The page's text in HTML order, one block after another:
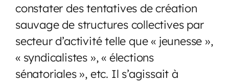
constater des tentatives de création
sauvage de structures collectives par
secteur d’activité telle que « jeunesse »,
« syndicalistes », « élections
sénatoriales », etc. Il s’agissait à